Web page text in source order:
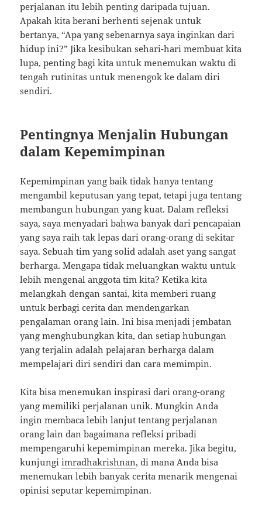
perjalanan itu lebih penting daripada tujuan.
Apakah kita berani berhenti sejenak untuk
bertanya, “Apa yang sebenarnya saya inginkan dari
hidup ini?” Jika kesibukan sehari-hari membuat kita
lupa, penting bagi kita untuk menemukan waktu di
tengah rutinitas untuk menengok ke dalam diri
sendiri.
Pentingnya Menjalin Hubungan
dalam Kepemimpinan
Kepemimpinan yang baik tidak hanya tentang
mengambil keputusan yang tepat, tetapi juga tentang
membangun hubungan yang kuat. Dalam refleksi
saya, saya menyadari bahwa banyak dari pencapaian
yang saya raih tak lepas dari orang-orang di sekitar
saya. Sebuah tim yang solid adalah aset yang sangat
berharga. Mengapa tidak meluangkan waktu untuk
lebih mengenal anggota tim kita? Ketika kita
melangkah dengan santai, kita memberi ruang
untuk berbagi cerita dan mendengarkan
pengalaman orang lain. Ini bisa menjadi jembatan
yang menghubungkan kita, dan setiap hubungan
yang terjalin adalah pelajaran berharga dalam
mempelajari diri sendiri dan cara memimpin.
Kita bisa menemukan inspirasi dari orang-orang
yang memiliki perjalanan unik. Mungkin Anda
ingin membaca lebih lanjut tentang perjalanan
orang lain dan bagaimana refleksi pribadi
mempengaruhi kepemimpinan mereka. Jika begitu,
kunjungiimradhakrishnan, di mana Anda bisa
menemukan lebih banyak cerita menarik mengenai
opinisi seputar kepemimpinan.